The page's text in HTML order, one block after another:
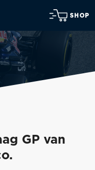
SHOP
GP van